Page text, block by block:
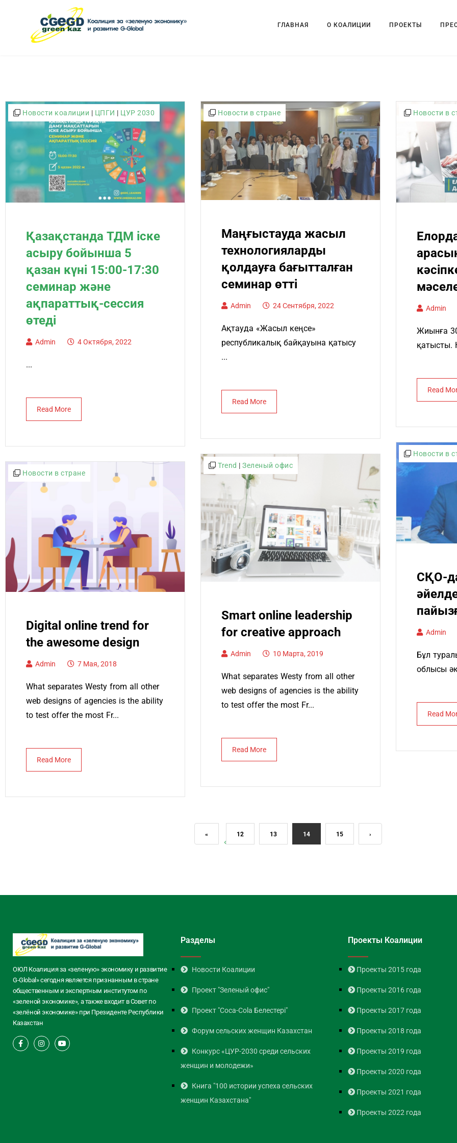
ГЛАВНАЯ О КОАЛИЦИИ ПРОЕКТЫ
Новости коалиции | ЦПГИ | ЦУР 2030
Қазақстанда ТДМ іске
асыру бойынша 5
қазан күні 15:00-17:30
семинар және
ақпараттық-сессия
өтеді
Admin 4 Октября, 2022
...
Read More
Новости в стране
Маңғыстауда жасыл
технологияларды
қолдауға бағытталған
семинар өтті
Admin 24 Сентября, 2022
Ақтауда «Жасыл кеңсе»
республикалық байқауына қатысу
...
Read More
Новости в
Admin
Жиынға
қатысты.
Read
Новости в
СҚО-да
Admin
Бұл
облысы
Read
Trend | Зеленый офис
Smart online leadership
for creative approach
Admin 10 Марта, 2019
What separates Westy from all other
web designs of agencies is the ability
to test offer the most Fr...
Read More
Новости в стране
Digital online trend for
the awesome design
Admin 7 Мая, 2018
What separates Westy from all other
web designs of agencies is the ability
to test offer the most Fr...
Read More
«
‹
12 13 14 15 ›
ОЮЛ Коалиция за «зеленую» экономику и развитие
G-Global» сегодня является признанным в стране
общественным и экспертным институтом по
«зеленой экономике», а также входит в Совет по
«зелёной экономике» при Президенте Республики
Казахстан
Разделы
Новости Коалиции
Проект "Зеленый офис"
Проект "Coca-Cola Белестері"
Форум сельских женщин Казахстан
Конкурс «ЦУР-2030 среди сельских
женщин и молодежи»
Книга "100 истории успеха сельских
женщин Казахстана"
Проекты Коалиции
Проекты 2015 года
Проекты 2016 года
Проекты 2017 года
Проекты 2018 года
Проекты 2019 года
Проекты 2020 года
Проекты 2021 года
Проекты 2022 года